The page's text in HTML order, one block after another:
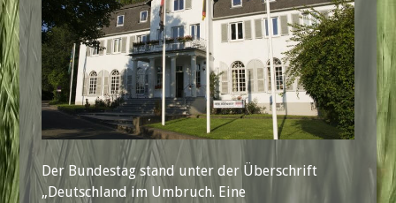
Der Bundestag stand unter der Überschrift
„Deutschland im Umbruch. Eine